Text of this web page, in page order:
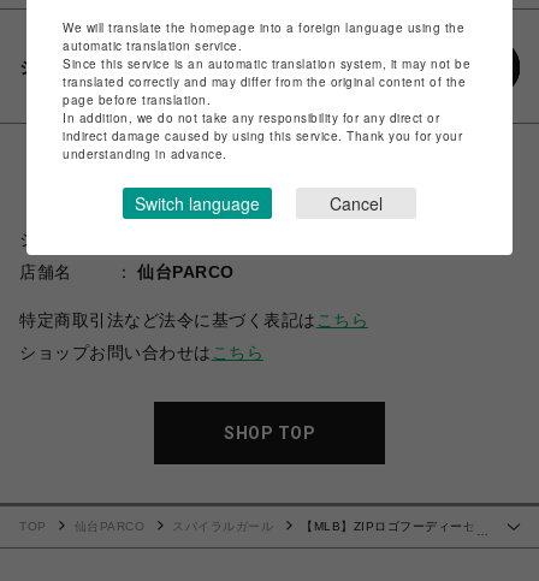
シェアする
ショップ名
店舗名
仙台PARCO
特定商取引法など法令に基づく表記は こちら
ショップお問い合わせは こちら
SHOP TOP
TOP 仙台PARCO スパイラルガール
【MLB】ZIPロゴフーディーセッ
We will translate the homepage into a foreign language using the
automatic translation service.
Since this service is an automatic translation system, it may not be
translated correctly and may differ from the original content of the
page before translation.
In addition, we do not take any responsibility for any direct or
indirect damage caused by using this service. Thank you for your
understanding in advance.
Switch language Cancel